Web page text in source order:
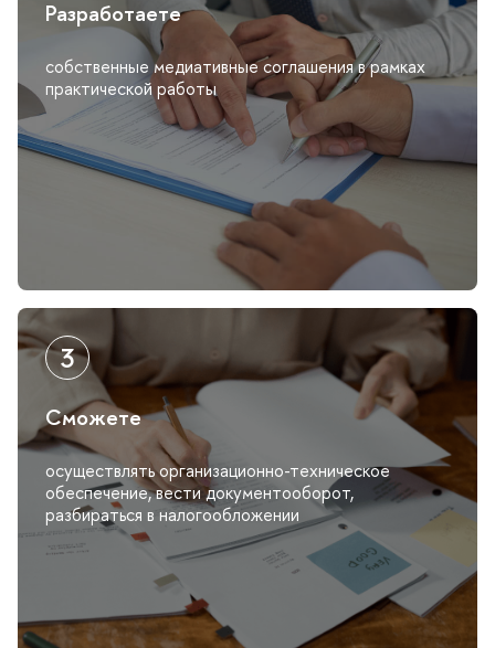
Разработаете
собственные медиативные соглашения в рамках
практической работы
Сможете
осуществлять организационно-техническое
обеспечение, вести документооборот,
разбираться в налогообложении